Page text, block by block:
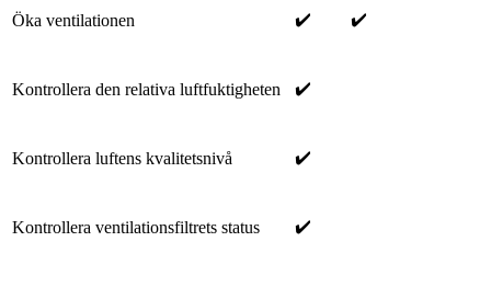
Öka ventilationen ✔️ ✔️
Kontrollera den relativa luftfuktigheten ✔️
Kontrollera luftens kvalitetsnivå ✔️
Kontrollera ventilationsfiltrets status ✔️